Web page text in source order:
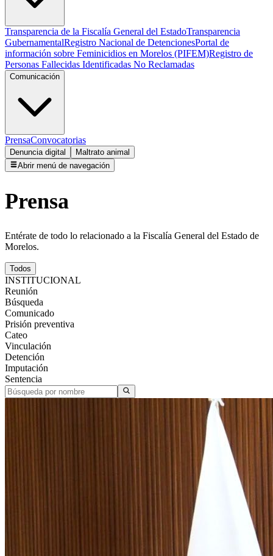
Transparencia de la Fiscalía General del EstadoTransparencia
GubernamentalRegistro Nacional de DetencionesPortal de
información sobre Feminicidios en Morelos (PIFEM)Registro de
Personas Fallecidas Identificadas No Reclamadas
Comunicación
PrensaConvocatorias
Denuncia digital
Maltrato animal
Abrir menú de navegación
Prensa
Entérate de todo lo relacionado a la Fiscalía General del Estado de
Morelos.
Todos
INSTITUCIONAL
Reunión
Búsqueda
Comunicado
Prisión preventiva
Cateo
Vinculación
Detención
Imputación
Sentencia